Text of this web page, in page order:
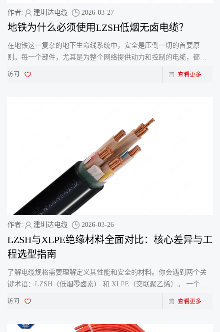
作者: 建圳达电缆 2026-03-27
地铁为什么必须使用LZSH低烟无卤电缆？
在地铁这一复杂的地下生命线系统中，安全是压倒一切的首要原
则。每一个部件，尤其是为整个网络提供动力和控制的电缆，都扮
演着至关重要的角色。对于地铁应用而言，低烟无卤
访问 查看更多
作者: 建圳达电缆 2026-03-26
LZSH与XLPE绝缘材料全面对比：核心差异与工
程选型指南
了解电缆规格需要理解定义其性能和安全的材料。你会遇到两个关
键术语：LZSH（低烟零卤素） 和 XLPE（交联聚乙烯）。 一个常
见的误解是它们是直接可比的电缆类型。实际上，它们代表了电缆
访问 查看更多